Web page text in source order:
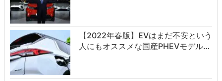
【2022年春版】EVはまだ不安という
人にもオススメな国産PHEVモデル…